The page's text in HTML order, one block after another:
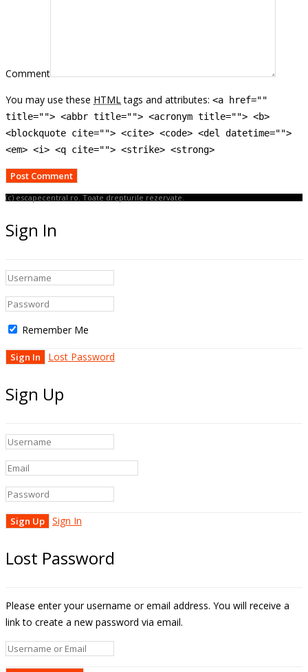
Comment
You may use these HTML tags and attributes: <a href=""
title=""> <abbr title=""> <acronym title=""> <b>
<blockquote cite=""> <cite> <code> <del datetime="">
<em> <i> <q cite=""> <strike> <strong>
(c) escapecentral.ro. Toate drepturile rezervate.
Sign In
Remember Me
Lost Password
Sign Up
Sign In
Lost Password
Please enter your username or email address. You will receive a
link to create a new password via email.